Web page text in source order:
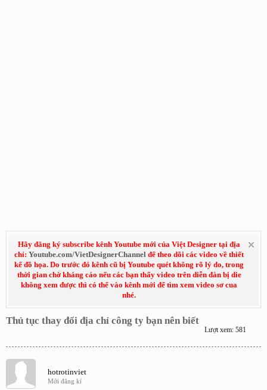
Hãy đăng ký subscribe kênh Youtube mới của Việt Designer tại địa
chỉ: Youtube.com/VietDesignerChannel để theo dõi các video về thiết
kế đồ họa. Do trước đó kênh cũ bị Youtube quét không rõ lý do, trong
thời gian chờ kháng cáo nếu các bạn thấy video trên diễn đàn bị die
không xem được thì có thể vào kênh mới để tìm xem video sơ cua
nhé.
Thủ tục thay đổi địa chỉ công ty bạn nên biết
Lượt xem: 581
hotrotinviet
Mới đăng kí